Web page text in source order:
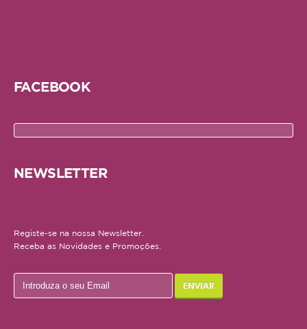
Serpente
Cão
Júnior
Adulto
FACEBOOK
NEWSLETTER
Registe-se na nossa Newsletter.
Receba as Novidades e Promoções.